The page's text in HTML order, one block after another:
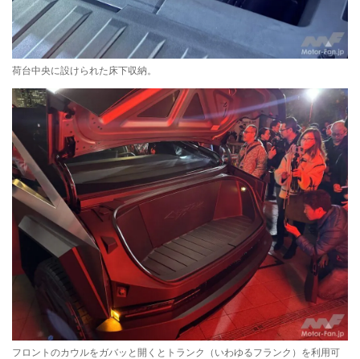
荷台中央に設けられた床下収納。
フロントのカウルをガバッと開くとトランク（いわゆるフランク）を利用可